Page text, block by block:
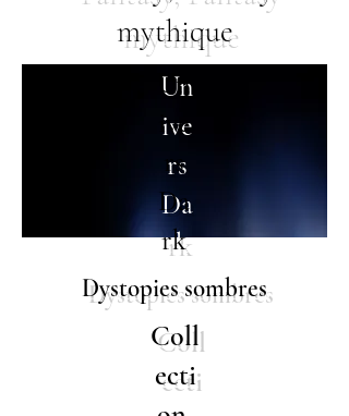
mythique
Un
ive
rs
Da
rk
Dystopies sombres
Coll
ecti